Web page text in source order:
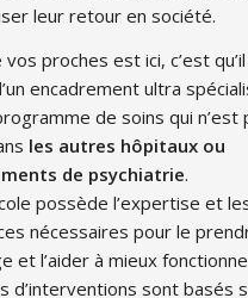
leur retour en société.
vos proches est ici, c’est
encadrement ultra
de soins qui n’est
les autres hôpitaux ou
de psychiatrie.
possède l’expertise et
nécessaires pour le
et l’aider à mieux
d’interventions sont basés